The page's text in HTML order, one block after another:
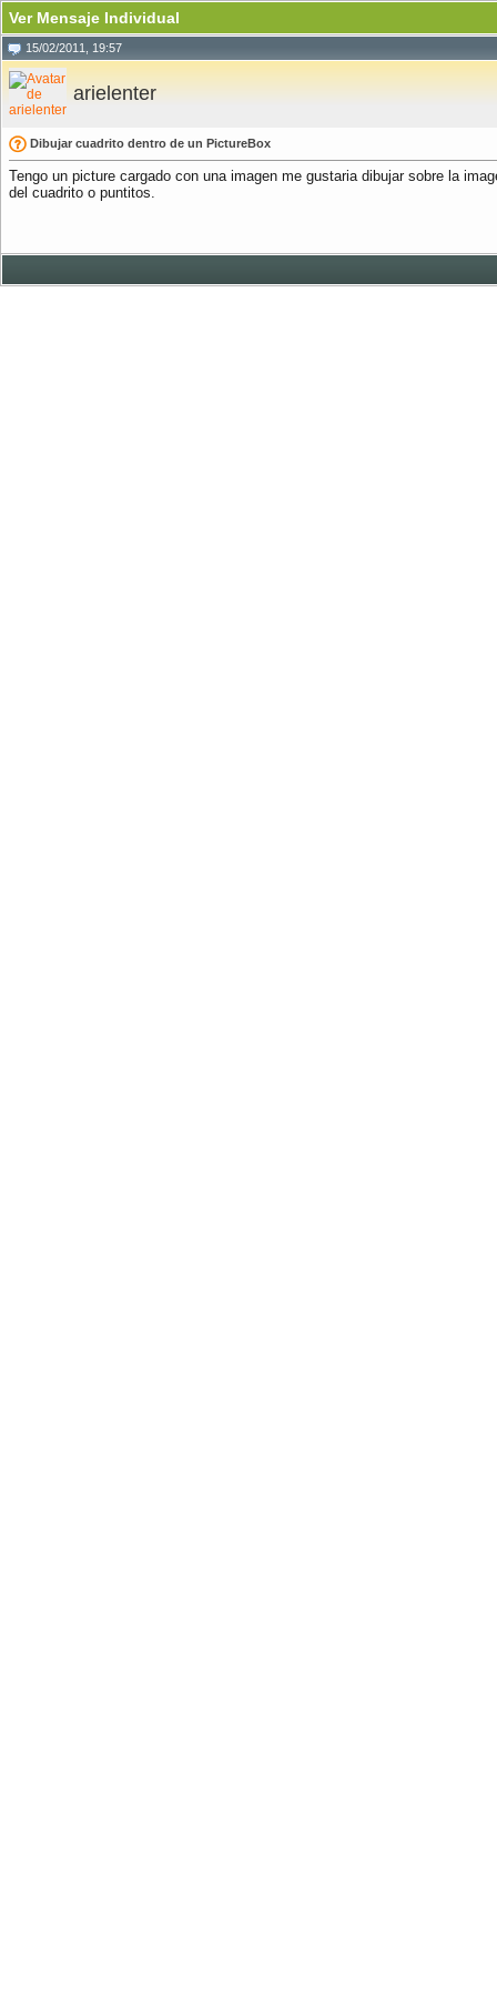
Ver Mensaje Individual
15/02/2011, 19:57
arielenter
Dibujar cuadrito dentro de un PictureBox
Tengo un picture cargado con una imagen me gustaria dibujar sobre la
del cuadrito o puntitos.